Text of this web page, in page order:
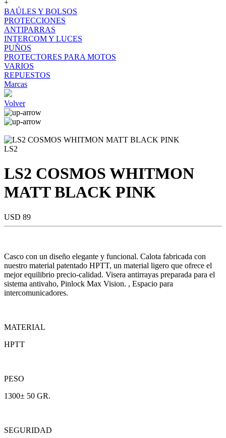
+
BAÚLES Y BOLSOS
PROTECCIONES
ANTIPARRAS
INTERCOM Y LUCES
PUÑOS
PROTECTORES PARA MOTOS
VARIOS
REPUESTOS
Marcas
Volver
LS2
LS2 COSMOS WHITMON
MATT BLACK PINK
USD 89
Casco con un diseño elegante y funcional. Calota fabricada con
nuestro material patentado HPTT, un material ligero que ofrece el
mejor equilibrio precio-calidad. Visera antirrayas preparada para el
sistema antivaho, Pinlock Max Vision. , Espacio para
intercomunicadores.
MATERIAL
HPTT
PESO
1300± 50 GR.
SEGURIDAD